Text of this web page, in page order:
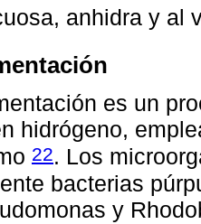
anhidra y al
es un
hidrógeno,
22. Los
bacterias
y